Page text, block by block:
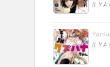
IL Y A
IL Y A